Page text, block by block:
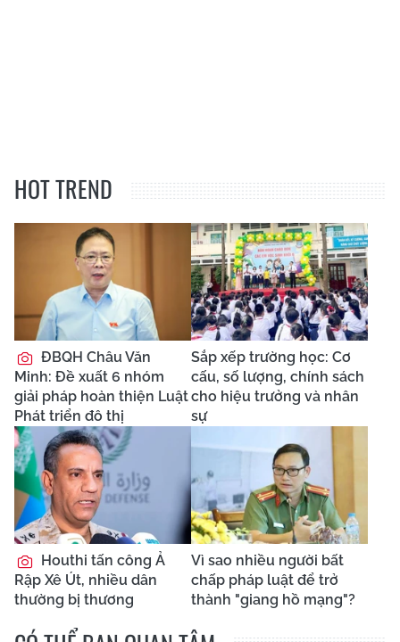
HOT TREND
ĐBQH Châu Văn
Minh: Đề xuất 6 nhóm
giải pháp hoàn thiện Luật
Phát triển đô thị
Sắp xếp trường học: Cơ
cấu, số lượng, chính sách
cho hiệu trưởng và nhân
sự
Houthi tấn công Ả
Rập Xê Út, nhiều dân
thường bị thương
Vì sao nhiều người bất
chấp pháp luật để trở
thành "giang hồ mạng"?